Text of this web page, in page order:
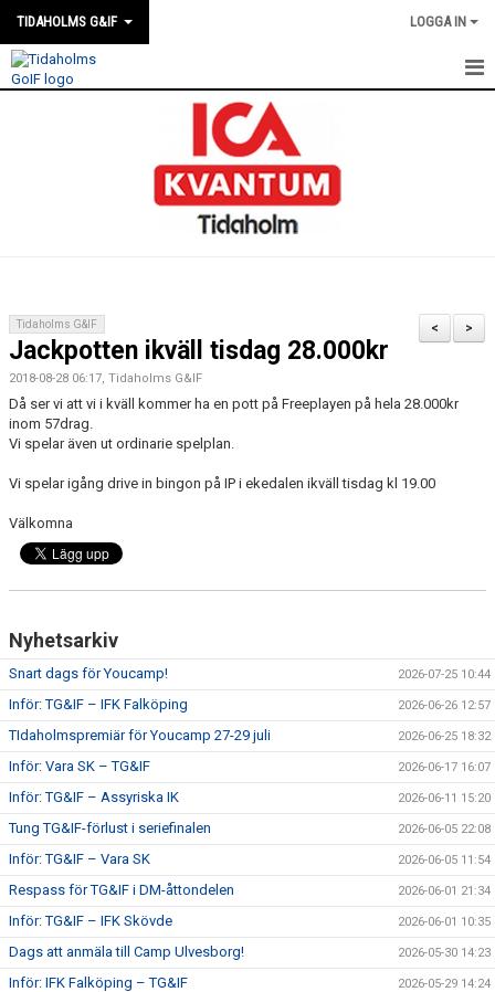
TIDAHOLMS G&IF LOGGA IN
FÖRENINGEN
SOUVENIRER
GAMLA GIFFS TORSDAGSTRÄFFAR
MATCHER
CUPER ARBETSBESKRIVNING
PLANSCHEMA
>
<
Tidaholms G&IF
Jackpotten ikväll tisdag 28.000kr
2018-08-28 06:17, Tidaholms G&IF
Då ser vi att vi i kväll kommer ha en pott på Freeplayen på hela 28.000kr
inom 57drag.
Vi spelar även ut ordinarie spelplan.
Vi spelar igång drive in bingon på IP i ekedalen ikväll tisdag kl 19.00
Välkomna
Nyhetsarkiv
Snart dags för Youcamp! 2026-07-25 10:44
Inför: TG&IF – IFK Falköping 2026-06-26 12:57
TIdaholmspremiär för Youcamp 27-29 juli 2026-06-25 18:32
Inför: Vara SK – TG&IF 2026-06-17 16:07
Inför: TG&IF – Assyriska IK 2026-06-11 15:20
Tung TG&IF-förlust i seriefinalen 2026-06-05 22:08
Inför: TG&IF – Vara SK 2026-06-05 11:54
Respass för TG&IF i DM-åttondelen 2026-06-01 21:34
Inför: TG&IF – IFK Skövde 2026-06-01 10:35
Dags att anmäla till Camp Ulvesborg! 2026-05-30 14:23
Inför: IFK Falköping – TG&IF 2026-05-29 14:24